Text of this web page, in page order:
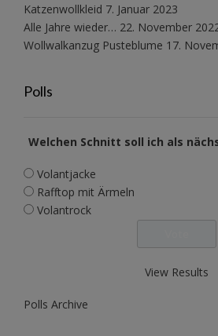
Katzenwollkleid 7. Januar 2023
Alle Jahre wieder… 22. November
Wollwalkanzug Pusteblume 17.
Polls
Welchen Schnitt soll ich als
Volantjacke
Rafftop mit Ärmeln
Volantrock
View Results
Polls Archive